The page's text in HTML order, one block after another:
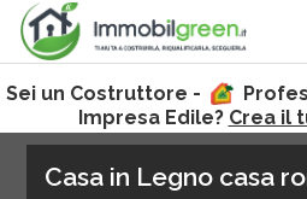
Sei un Costruttore -
Impresa Edile? Crea il
Casa in Legno casa